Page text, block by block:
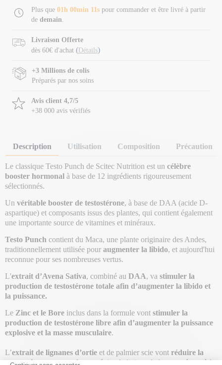
Plus que 01h 00min 10s pour commander et être livré à partir
de demain.
Livraison Offerte
dès 60€ d'achat ( Détails)
+3 Millions de colis
Préparés par nos soins
Avis client 4,7/5
+38 000 avis vérifiés
Description Utilisation Composition Précaution
Le classique Testo Punch de Scitec Nutrition est un célèbre
booster hormonal à base de 12 ingrédients rigoureusement
sélectionnés.
Un véritable booster de testostérone, à base de DAA (acide D-
aspartique) et composants issus des plantes, qui contient également
une importante source de vitamines et minéraux.
Testo Punch contient du Maca, une plante originaire des Andes,
traditionnellement utilisée pour augmenter la libido, et aujourd'hui
reconnue pour ses nombreuses vertus.
L'extrait d’Avena Sativa, combiné au DAA, va stimuler la
production de testostérone totale afin d’augmenter la libido et
la puissance.
Le Zinc et le Bore inclus dans la formule vont stimuler la
production de testostérone libre afin d’augmenter la puissance
explosive et la masse musculaire.
L’extrait de lignanes d’ortie et de palmier scie vont réduire la
conversion en œstrogèneset éviter la liaison de la testostérone à la